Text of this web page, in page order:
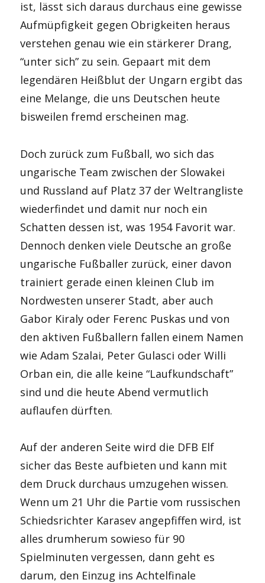
ist, lässt sich daraus durchaus eine gewisse
Aufmüpfigkeit gegen Obrigkeiten heraus
verstehen genau wie ein stärkerer Drang,
“unter sich” zu sein. Gepaart mit dem
legendären Heißblut der Ungarn ergibt das
eine Melange, die uns Deutschen heute
bisweilen fremd erscheinen mag.
Doch zurück zum Fußball, wo sich das
ungarische Team zwischen der Slowakei
und Russland auf Platz 37 der Weltrangliste
wiederfindet und damit nur noch ein
Schatten dessen ist, was 1954 Favorit war.
Dennoch denken viele Deutsche an große
ungarische Fußballer zurück, einer davon
trainiert gerade einen kleinen Club im
Nordwesten unserer Stadt, aber auch
Gabor Kiraly oder Ferenc Puskas und von
den aktiven Fußballern fallen einem Namen
wie Adam Szalai, Peter Gulasci oder Willi
Orban ein, die alle keine “Laufkundschaft”
sind und die heute Abend vermutlich
auflaufen dürften.
Auf der anderen Seite wird die DFB Elf
sicher das Beste aufbieten und kann mit
dem Druck durchaus umzugehen wissen.
Wenn um 21 Uhr die Partie vom russischen
Schiedsrichter Karasev angepfiffen wird, ist
alles drumherum sowieso für 90
Spielminuten vergessen, dann geht es
darum, den Einzug ins Achtelfinale